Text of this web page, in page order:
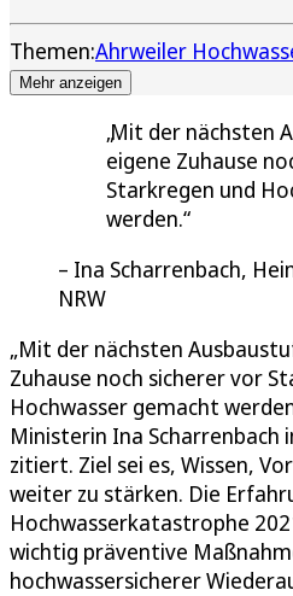
Themen:Ahrweiler
Mehr anzeigen
Mit der nächsten
eigene Zuhause
Starkregen und
werden.
Ina Scharrenbach,
NRW
„Mit der nächsten
Zuhause noch sicherer vor
Hochwasser gemacht
Ministerin Ina Scharrenbach
zitiert. Ziel sei es, Wissen,
weiter zu stärken. Die
Hochwasserkatastrophe
wichtig präventive
hochwassersicherer